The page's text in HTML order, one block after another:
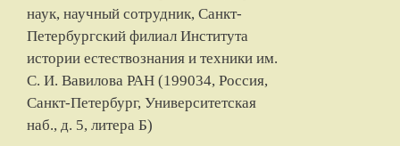
наук, научный сотрудник, Санкт-
Петербургский филиал Института
истории естествознания и техники им.
С. И. Вавилова РАН (199034, Россия,
Санкт-Петербург, Университетская
наб., д. 5, литера Б)